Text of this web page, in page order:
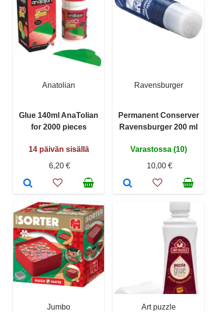
Anatolian
Glue 140ml AnaTolian
for 2000 pieces
14 päivän sisällä
6,20 €
Ravensburger
Permanent Conserver
Ravensburger 200 ml
Varastossa (10)
10,00 €
Jumbo Art puzzle